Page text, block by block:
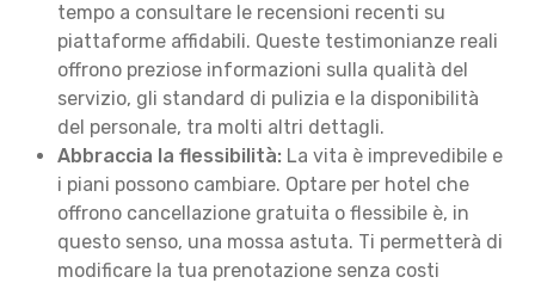
tempo a consultare le recensioni recenti su
piattaforme affidabili. Queste testimonianze reali
offrono preziose informazioni sulla qualità del
servizio, gli standard di pulizia e la disponibilità
del personale, tra molti altri dettagli.
Abbraccia la flessibilità: La vita è imprevedibile e
i piani possono cambiare. Optare per hotel che
offrono cancellazione gratuita o flessibile è, in
questo senso, una mossa astuta. Ti permetterà di
modificare la tua prenotazione senza costi